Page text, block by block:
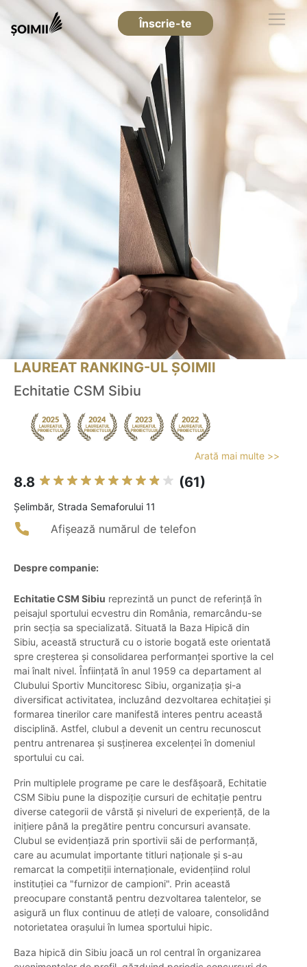
Înscrie-te
LAUREAT RANKING-UL ȘOIMII
Echitatie CSM Sibiu
Arată mai multe >>
8.8 (61)
Şelimbăr, Strada Semaforului 11
Afișează numărul de telefon
Despre companie:
Echitatie CSM Sibiu reprezintă un punct de referință în
peisajul sportului ecvestru din România, remarcându-se
prin secția sa specializată. Situată la Baza Hipică din
Sibiu, această structură cu o istorie bogată este orientată
spre creșterea și consolidarea performanței sportive la cel
mai înalt nivel. Înființată în anul 1959 ca departament al
Clubului Sportiv Muncitoresc Sibiu, organizația și-a
diversificat activitatea, incluzând dezvoltarea echitației și
formarea tinerilor care manifestă interes pentru această
disciplină. Astfel, clubul a devenit un centru recunoscut
pentru antrenarea și susținerea excelenței în domeniul
sportului cu cai.
Prin multiplele programe pe care le desfășoară, Echitatie
CSM Sibiu pune la dispoziție cursuri de echitație pentru
diverse categorii de vârstă și niveluri de experiență, de la
inițiere până la pregătire pentru concursuri avansate.
Clubul se evidențiază prin sportivii săi de performanță,
care au acumulat importante titluri naționale și s-au
remarcat la competiții internaționale, evidențiind rolul
instituției ca "furnizor de campioni". Prin această
preocupare constantă pentru dezvoltarea talentelor, se
asigură un flux continuu de atleți de valoare, consolidând
notorietatea orașului în lumea sportului hipic.
Baza hipică din Sibiu joacă un rol central în organizarea